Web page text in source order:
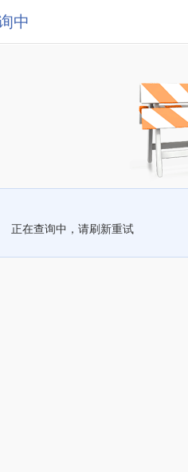
中
正在查询中，请刷新重试